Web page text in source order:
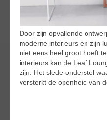
Door zijn opvallende
moderne interieurs en zijn
niet eens heel groot hoeft
interieurs kan de Leaf
zijn. Het slede-onderstel
versterkt de openheid van